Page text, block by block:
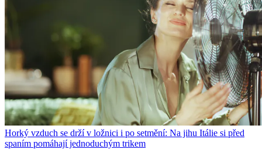
Horký vzduch se drží v ložnici i po setmění: Na jihu Itálie si před
spaním pomáhají jednoduchým trikem